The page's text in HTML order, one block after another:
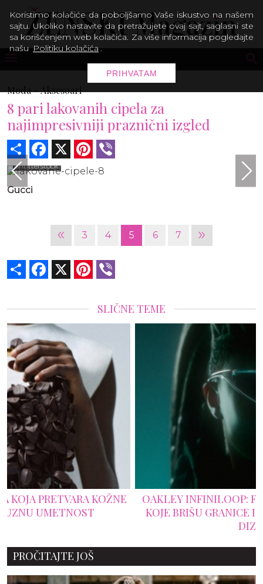
Moda -Aksesoari
8 pari lakovanih cipela za
najimpresivniji praznični izgled
Share Facebook Pinterest
shutterstock
Gucci
« 3 4 5 6 7 »
Share Facebook Pinterest
SLIČNE TEME
OAKLEY INFINILOOP: FUTURISTIČKE NAOČARE
KOJE BRIŠU GRANICE IZMEĐU TEHNOLOGIJE I
PROČITAJTE JOŠ
Koristimo kolačiće da poboljšamo Vaše iskustvo na našem
sajtu. Ukoliko nastavite da pretražujete ovaj sajt, saglasni ste
sa korišćenjem web kolačića. Za više informacija pogledajte
našu Politiku kolačića .
PRIHVATAM